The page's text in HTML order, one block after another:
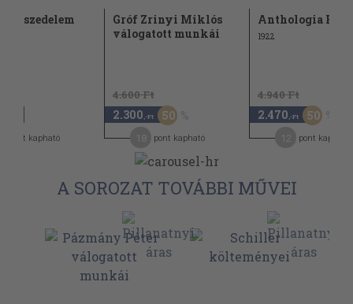
veszedelem
pont kapható
Gróf Zrinyi Miklós
válogatott munkái
4.600 Ft
2.300 ,-Ft 50
pont kapható
Anthologia
1922
4.940 Ft
2.470 ,-Ft 50
pont kapható
A SOROZAT TOVÁBBI MŰVEI